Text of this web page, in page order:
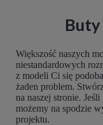
Buty
Większość naszych
niestandardowych
z modeli Ci się
żaden problem.
na naszej stronie.
możemy na spodzie
projektu.